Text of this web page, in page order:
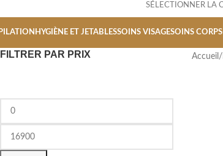
HYGIÈNE ET JETABLESSOINS VISAGESOINS CORPS
FILTRER PAR PRIX Accueil /